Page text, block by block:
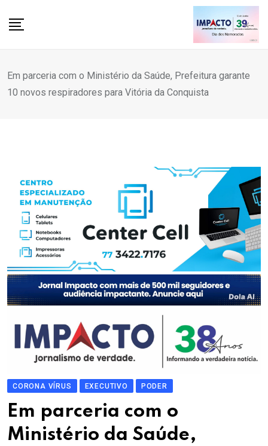
Em parceria com o Ministério da Saúde, Prefeitura garante
10 novos respiradores para Vitória da Conquista
CORONA VÍRUS EXECUTIVO PODER
Em parceria com o
Ministério da Saúde,